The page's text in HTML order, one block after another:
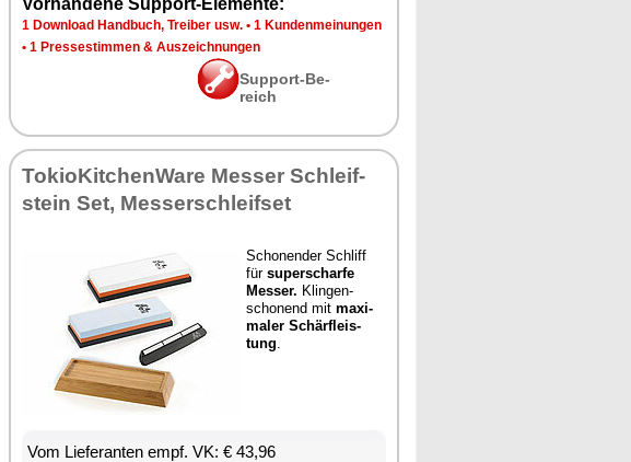
Vor­han­de­ne Sup­port-Ele­men­te:
1 Down­load Hand­buch, Trei­ber usw. • 1 Kun­den­mei­nun­gen
• 1 Pres­se­stim­men & Aus­zeich­nun­gen
Sup­port-Be­
reich
To­kio­Kit­chen­Wa­re Mes­ser Schleif­
stein Set, Mes­ser­schleif­set
Scho­nen­der Schliff
für su­per­schar­fe
Mes­ser. Klin­gen­
scho­nend mit ma­xi­
ma­ler Schär­fleis­
tung.
Vom Lie­fe­ran­ten empf. VK: € 43,96